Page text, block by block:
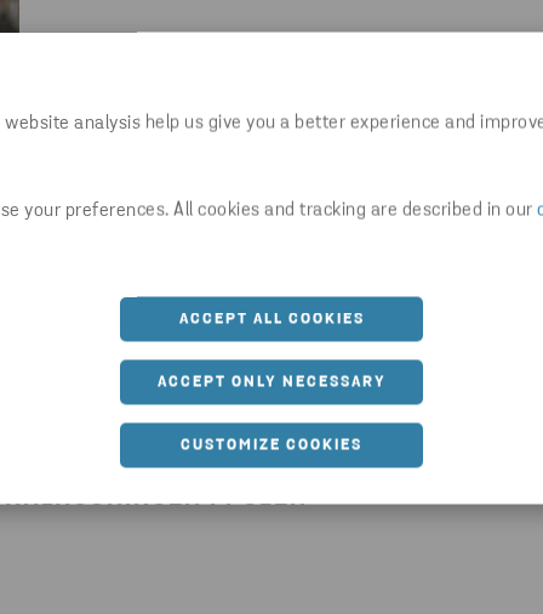
website analysis help us give you a better experience and
your preferences. All cookies and tracking are described in our
ACCEPT ALL COOKIES
ACCEPT ONLY NECESSARY
CUSTOMIZE COOKIES
I POLEN